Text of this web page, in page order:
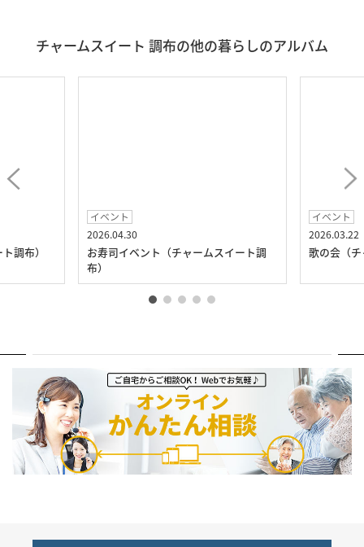
チャームスイート 調布の他の暮らしのアルバム
調布）
イベント
2026.04.30
お寿司イベント（チャームスイート調
布）
イベント
2026.03.22
歌の会（